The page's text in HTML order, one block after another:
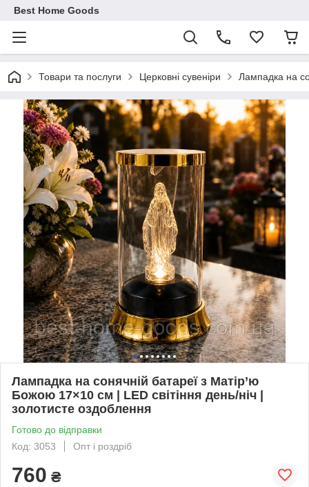
Best Home Goods
Товари та послуги Церковні сувеніри Лампадка на
Лампадка на сонячній батареї з Матір’ю
Божою 17×10 см | LED світіння день/ніч |
золотисте оздоблення
Готово до відправки
Код: 3053
Опт і роздріб
760 ₴